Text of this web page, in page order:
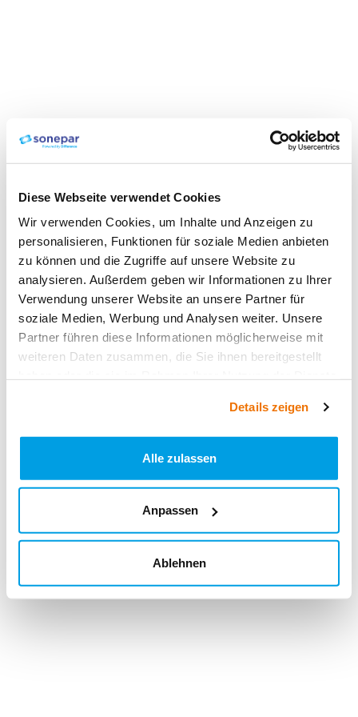
Diese Webseite verwendet Cookies
Wir verwenden Cookies, um Inhalte und Anzeigen zu
personalisieren, Funktionen für soziale Medien anbieten
zu können und die Zugriffe auf unsere Website zu
analysieren. Außerdem geben wir Informationen zu Ihrer
Verwendung unserer Website an unsere Partner für
soziale Medien, Werbung und Analysen weiter. Unsere
Partner führen diese Informationen möglicherweise mit
weiteren Daten zusammen, die Sie ihnen bereitgestellt
Details zeigen
Alle zulassen
Anpassen
Ablehnen